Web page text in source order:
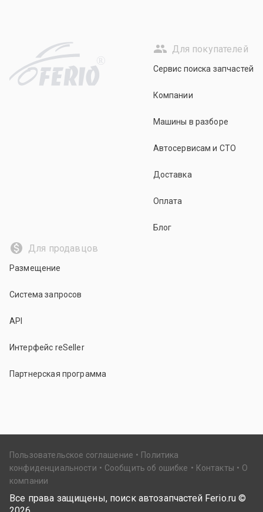
R
Для покупателей
Сервис поиска запчастей
Компании
Машины в разборе
Автосервисам и СТО
Доставка
Оплата
Блог
Для продавцов
Размещение
Система запросов
API
Интерфейс reSeller
Партнерская программа
Пользовательское соглашение
Политика
конфиденциальности
Сообщить об ошибке Контакты
О
компании
Все права защищены, поиск автозапчастей Ferio.ru ©